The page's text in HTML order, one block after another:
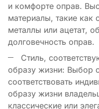
и комфорте оправ.
материалы, такие как
металлы или ацетат,
долговечность оправ.
Стиль,
образу жизни: Выбор
соответствовать
образу жизни
классические или